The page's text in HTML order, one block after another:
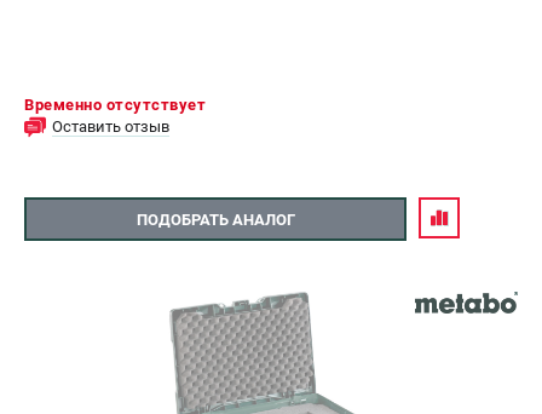
Временно отсутствует
Оставить отзыв
ПОДОБРАТЬ АНАЛОГ